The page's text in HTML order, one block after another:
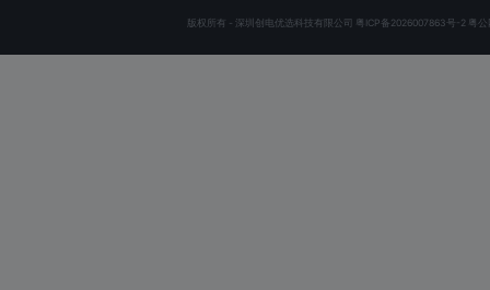
版权所有 - 深圳创电优选科技有限公司 粤ICP备2026007863号-2 粤